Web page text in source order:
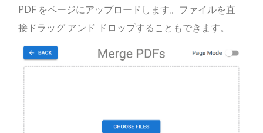
PDF をページにアップロードします。ファイルを直
接ドラッグ アンド ドロップすることもできます。